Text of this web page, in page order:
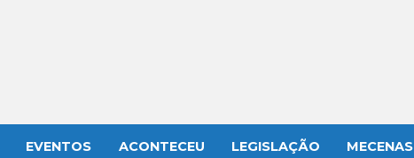
EVENTOS ACONTECEU LEGISLAÇÃO MECENAS